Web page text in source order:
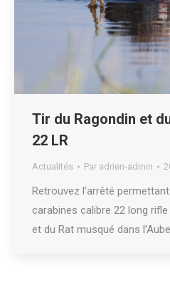
Tir du Ragondin et
22 LR
Actualités Par adrien-admin
Retrouvez l’arrêté
carabines calibre 22 long
et du Rat musqué dans